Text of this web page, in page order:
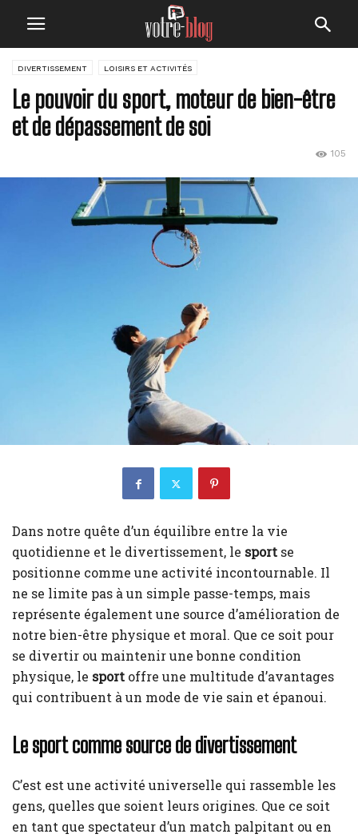
DIVERTISSEMENT LOISIRS ET ACTIVITÉS
Le pouvoir du sport, moteur de bien-être
et de dépassement de soi
105
Dans notre quête d’un équilibre entre la vie
quotidienne et le divertissement, le sport se
positionne comme une activité incontournable. Il
ne se limite pas à un simple passe-temps, mais
représente également une source d’amélioration de
notre bien-être physique et moral. Que ce soit pour
se divertir ou maintenir une bonne condition
physique, le sport offre une multitude d’avantages
qui contribuent à un mode de vie sain et épanoui.
Le sport comme source de divertissement
C’est est une activité universelle qui rassemble les
gens, quelles que soient leurs origines. Que ce soit
en tant que spectateur d’un match palpitant ou en